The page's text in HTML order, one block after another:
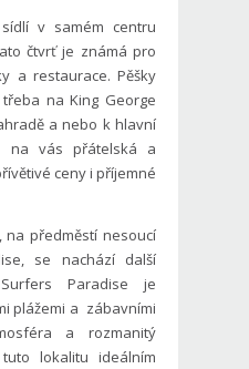
sídlí v samém centru
čtvrť je známá pro
a restaurace. Pěšky
na King George
a nebo k hlavní
na vás přátelská a
ceny i příjemné
, na předměstí nesoucí
se nachází další
Paradise je
plážemi a zábavními
a rozmanitý
lokalitu ideálním